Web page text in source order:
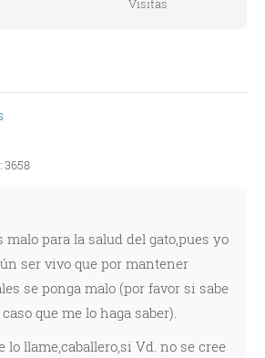
Visitas
3658
malo para la salud del gato,pues yo
ser vivo que por mantener
se ponga malo (por favor si sabe
que me lo haga saber).
lo llame,caballero,si Vd. no se cree